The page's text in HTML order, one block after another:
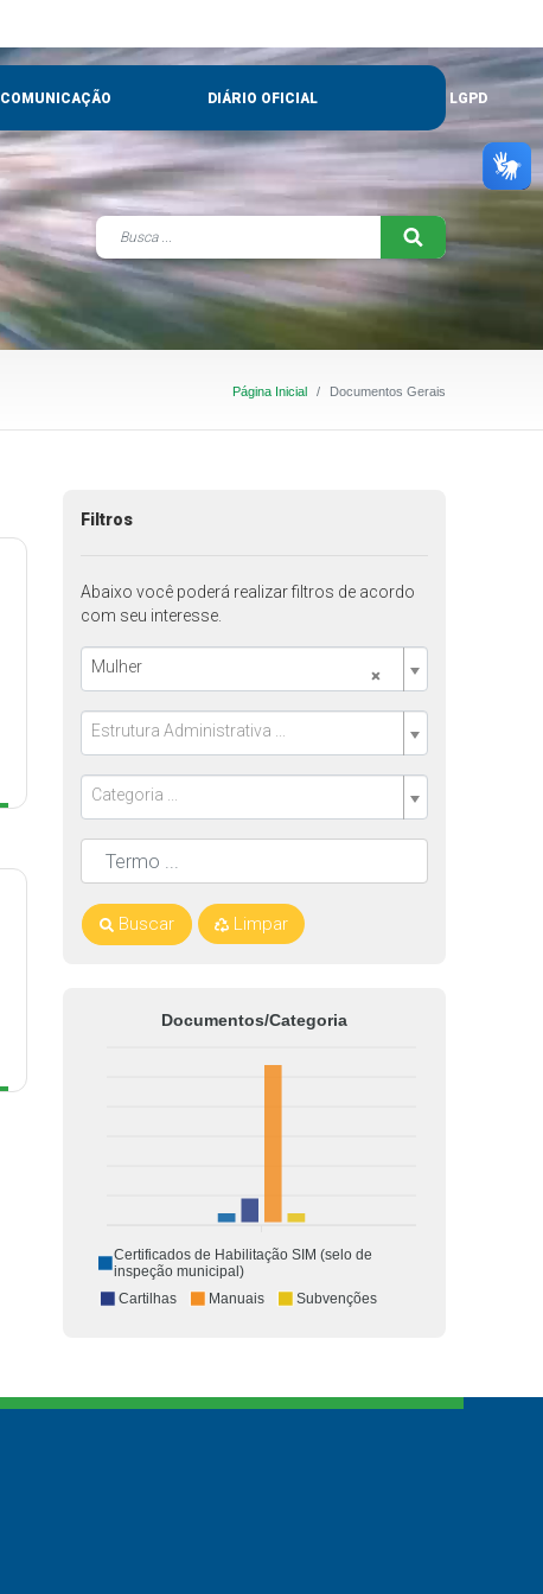
COMUNICAÇÃO DIÁRIO OFICIAL LGPD
Página Inicial Documentos Gerais
Filtros
Abaixo você poderá realizar filtros de acordo
com seu interesse.
×
Mulher
Estrutura Administrativa ...
Categoria ...
Buscar Limpar
Documentos/Categoria
Certificados de Habilitação SIM (selo de
inspeção municipal)
Cartilhas
Manuais Subvenções